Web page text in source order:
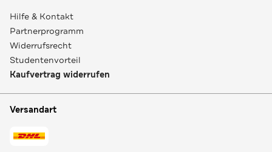
Hilfe & Kontakt
Partnerprogramm
Widerrufsrecht
Studentenvorteil
Kaufvertrag widerrufen
Versandart